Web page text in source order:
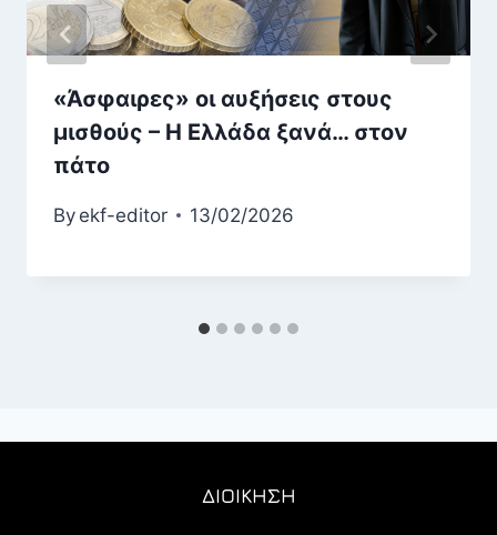
«Άσφαιρες» οι αυξήσεις στους
μισθούς – Η Ελλάδα ξανά… στον
πάτο
By ekf-editor 13/02/2026
ΔΙΟΙΚΗΣΗ